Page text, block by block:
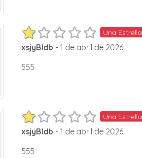
Una Estrella
xsjyBldb - 1 de abril de 2026
555
Una Estrella
xsjyBldb - 1 de abril de 2026
555